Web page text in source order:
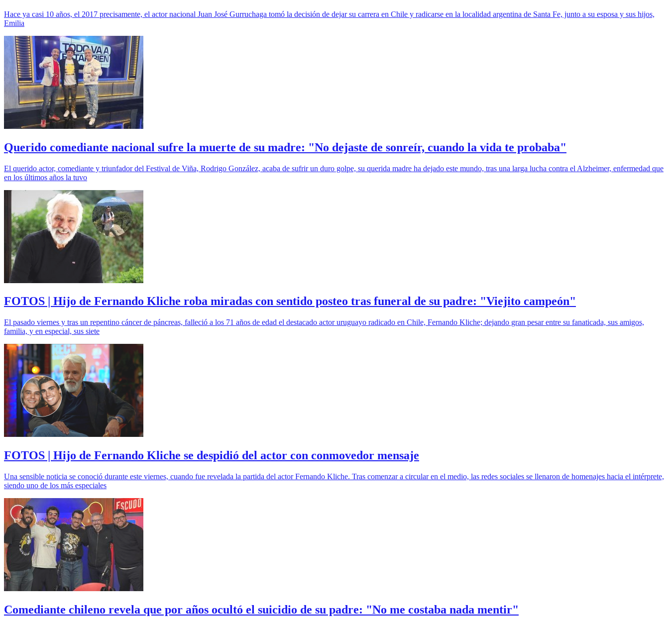
Hace ya casi 10 años, el 2017 precisamente, el actor nacional Juan José Gurruchaga tomó la decisión de dejar su carrera en Chile y radicarse en la localidad argentina de Santa Fe, junto a su esposa y sus hijos,
Emilia
Querido comediante nacional sufre la muerte de su madre: "No dejaste de sonreír, cuando la vida te probaba"
El querido actor, comediante y triunfador del Festival de Viña, Rodrigo González, acaba de sufrir un duro golpe, su querida madre ha dejado este mundo, tras una larga lucha contra el Alzheimer, enfermedad que
en los últimos años la tuvo
FOTOS | Hijo de Fernando Kliche roba miradas con sentido posteo tras funeral de su padre: "Viejito campeón"
El pasado viernes y tras un repentino cáncer de páncreas, falleció a los 71 años de edad el destacado actor uruguayo radicado en Chile, Fernando Kliche; dejando gran pesar entre su fanaticada, sus amigos,
familia, y en especial, sus siete
FOTOS | Hijo de Fernando Kliche se despidió del actor con conmovedor mensaje
Una sensible noticia se conoció durante este viernes, cuando fue revelada la partida del actor Fernando Kliche. Tras comenzar a circular en el medio, las redes sociales se llenaron de homenajes hacia el intérprete,
siendo uno de los más especiales
Comediante chileno revela que por años ocultó el suicidio de su padre: "No me costaba nada mentir"